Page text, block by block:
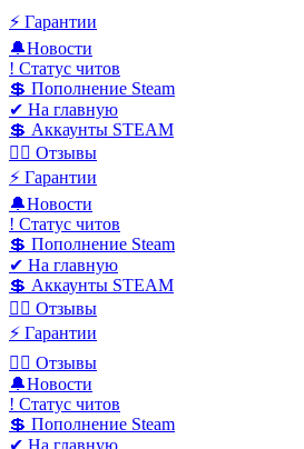
⚡️ Гарантии
🔔Новости
! Статус читов
💲 Пополнение Steam
✔ На главную
💲 Аккаунты STEAM
✍🏻 Отзывы
⚡️ Гарантии
🔔Новости
! Статус читов
💲 Пополнение Steam
✔ На главную
💲 Аккаунты STEAM
✍🏻 Отзывы
⚡️ Гарантии
✍🏻 Отзывы
🔔Новости
! Статус читов
💲 Пополнение Steam
✔ На главную